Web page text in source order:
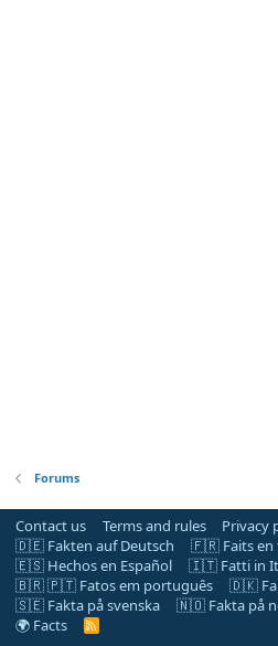
Forums
Contact us Terms and rules Privacy
🇩🇪 Fakten auf Deutsch
🇫🇷 Faits en
🇪🇸 Hechos en Español
🇮🇹 Fatti in
🇧🇷 🇵🇹 Fatos em português
🇩🇰
🇸🇪 Fakta på svenska
🇳🇴 Fakta på
🌍 Facts
R